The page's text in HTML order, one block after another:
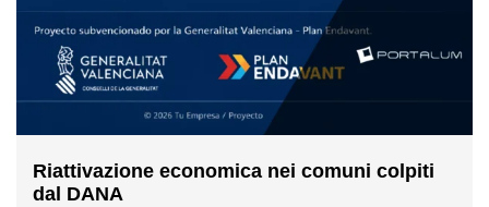
Riattivazione economica nei comuni colpiti
dal DANA